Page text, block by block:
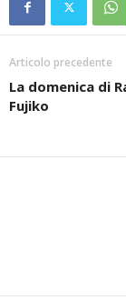
Articolo precedente
La domenica di
Fujiko